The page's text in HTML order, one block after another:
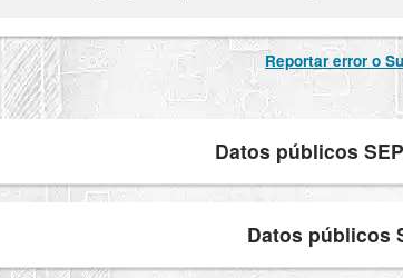
Reportar error o
Datos públicos
Datos públicos